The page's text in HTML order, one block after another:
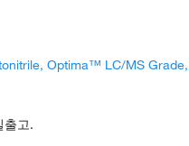
Optima™ LC/MS
출고.